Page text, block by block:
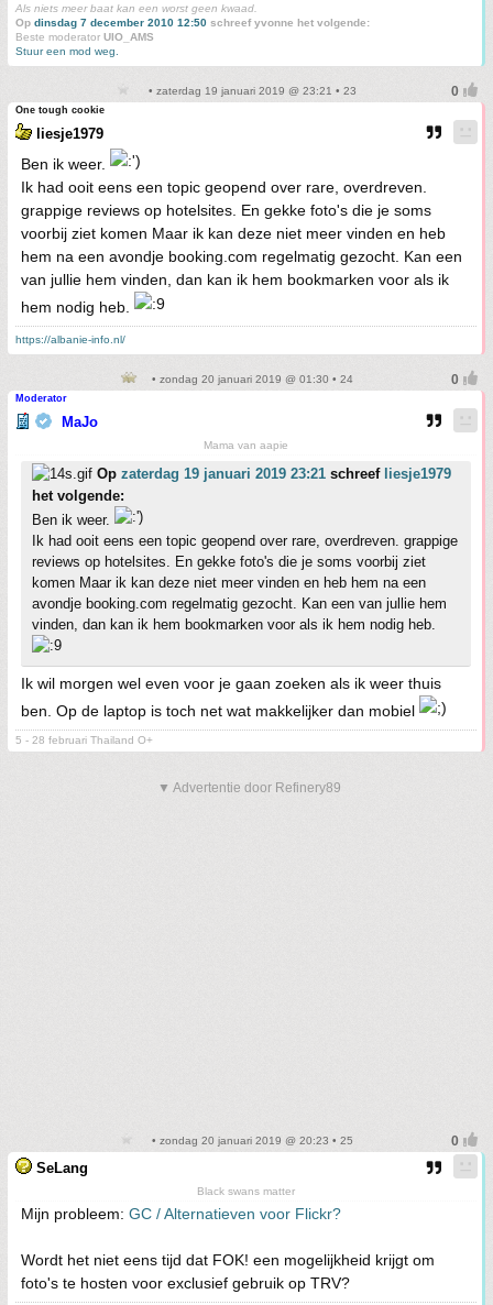
Als niets meer baat kan een worst geen kwaad.
Op dinsdag 7 december 2010 12:50 schreef yvonne het volgende:
Beste moderator UIO_AMS
Stuur een mod weg.
• zaterdag 19 januari 2019 @ 23:21 • 23
One tough cookie
liesje1979
Ben ik weer.
Ik had ooit eens een topic geopend over rare, overdreven.
grappige reviews op hotelsites. En gekke foto's die je soms
voorbij ziet komen Maar ik kan deze niet meer vinden en heb
hem na een avondje booking.com regelmatig gezocht. Kan een
van jullie hem vinden, dan kan ik hem bookmarken voor als ik
hem nodig heb.
https://albanie-info.nl/
• zondag 20 januari 2019 @ 01:30 • 24
Moderator
MaJo
Mama van aapie
Op zaterdag 19 januari 2019 23:21 schreef liesje1979
het volgende:
Ben ik weer.
Ik had ooit eens een topic geopend over rare, overdreven. grappige
reviews op hotelsites. En gekke foto's die je soms voorbij ziet
komen Maar ik kan deze niet meer vinden en heb hem na een
avondje booking.com regelmatig gezocht. Kan een van jullie hem
vinden, dan kan ik hem bookmarken voor als ik hem nodig heb.
Ik wil morgen wel even voor je gaan zoeken als ik weer thuis
ben. Op de laptop is toch net wat makkelijker dan mobiel
5 - 28 februari Thailand O+
▼ Advertentie door Refinery89
• zondag 20 januari 2019 @ 20:23 • 25
SeLang
Black swans matter
Mijn probleem: GC / Alternatieven voor Flickr?
Wordt het niet eens tijd dat FOK! een mogelijkheid krijgt om
foto's te hosten voor exclusief gebruik op TRV?